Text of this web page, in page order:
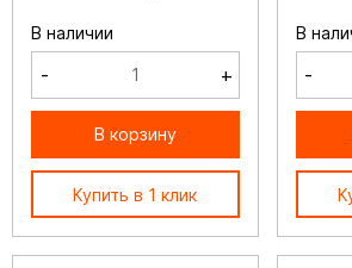
В наличии
- +
В корзину
Купить в 1 клик
В
-